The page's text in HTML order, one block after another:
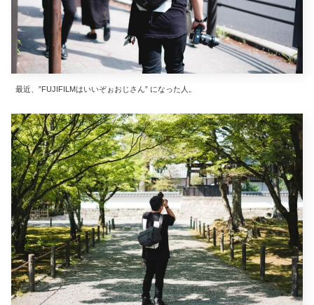
最近、”FUJIFILMはいいぞぉおじさん” になった人。